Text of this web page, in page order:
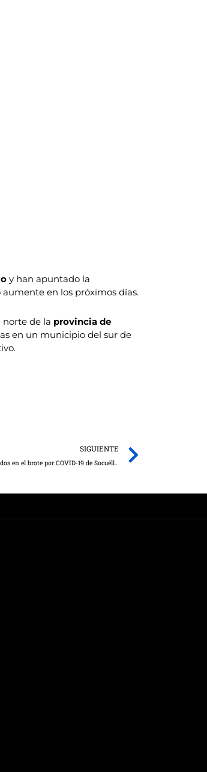
y han apuntado la
en los próximos días.
de la provincia de
en un municipio del sur de
SIGUIENTE
La Dirección General de Salud Pública eleva a 10 los casos confirmados en el brote por COVID-19 de Socuéllamos